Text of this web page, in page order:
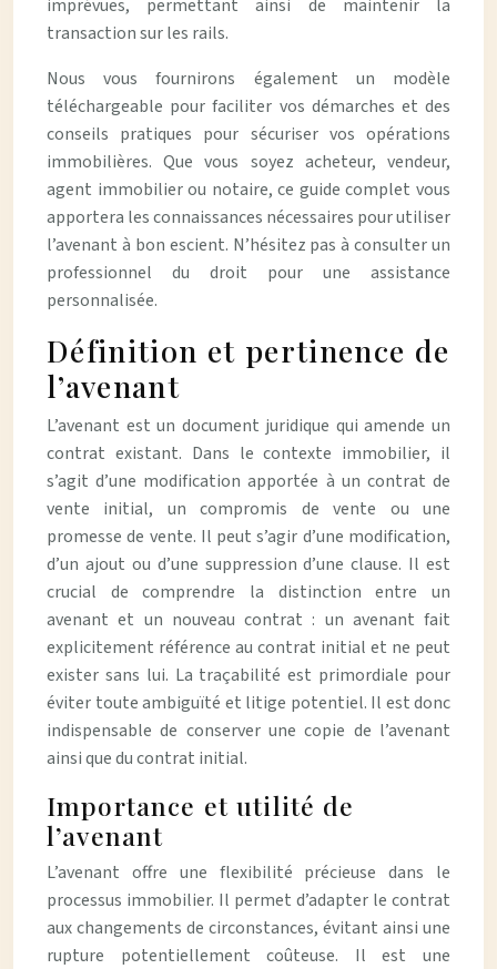
imprévues, permettant ainsi de maintenir la
transaction sur les rails.
Nous vous fournirons également un modèle
téléchargeable pour faciliter vos démarches et des
conseils pratiques pour sécuriser vos opérations
immobilières. Que vous soyez acheteur, vendeur,
agent immobilier ou notaire, ce guide complet vous
apportera les connaissances nécessaires pour utiliser
l’avenant à bon escient. N’hésitez pas à consulter un
professionnel du droit pour une assistance
personnalisée.
Définition et pertinence de
l’avenant
L’avenant est un document juridique qui amende un
contrat existant. Dans le contexte immobilier, il
s’agit d’une modification apportée à un contrat de
vente initial, un compromis de vente ou une
promesse de vente. Il peut s’agir d’une modification,
d’un ajout ou d’une suppression d’une clause. Il est
crucial de comprendre la distinction entre un
avenant et un nouveau contrat : un avenant fait
explicitement référence au contrat initial et ne peut
exister sans lui. La traçabilité est primordiale pour
éviter toute ambiguïté et litige potentiel. Il est donc
indispensable de conserver une copie de l’avenant
ainsi que du contrat initial.
Importance et utilité de
l’avenant
L’avenant offre une flexibilité précieuse dans le
processus immobilier. Il permet d’adapter le contrat
aux changements de circonstances, évitant ainsi une
rupture potentiellement coûteuse. Il est une